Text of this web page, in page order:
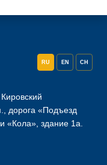
RU EN CH
дорога «Подъезд
«Кола», здание 1а.